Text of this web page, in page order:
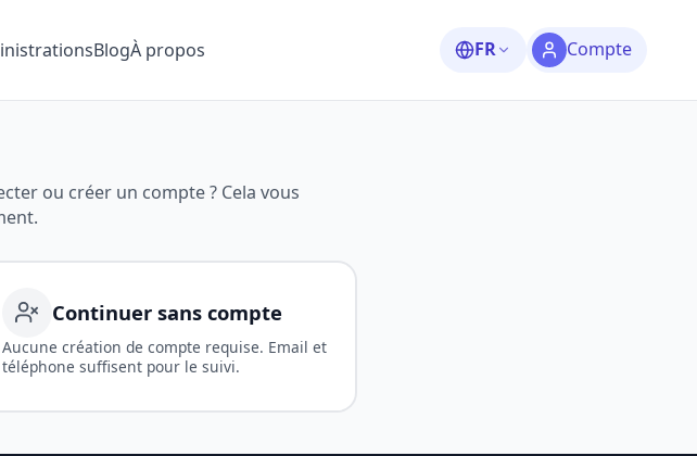
BlogÀ propos FR Compte
ou créer un compte ? Cela vous
Continuer sans compte
Aucune création de compte requise. Email et
téléphone suffisent pour le suivi.